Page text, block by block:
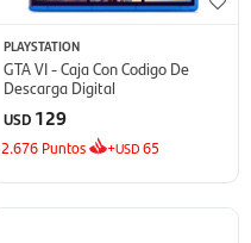
PLAYSTATION
GTA VI - Caja Con Codigo De
Descarga Digital
USD 129
2.676 Puntos +USD65